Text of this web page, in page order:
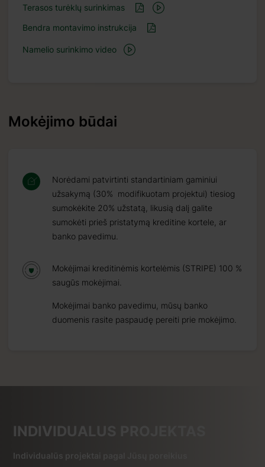
Terasos turėklų surinkimas
Bendra montavimo instrukcija
Namelio surinkimo video
Mokėjimo būdai
Norėdami patvirtinti standartiniam gaminiui
užsakymą (30% modifikuotam projektui) tiesiog
sumokėkite 20% užstatą, likusią dalį galite
sumokėti prieš pristatymą kreditine kortele, ar
banko pavedimu.
Mokėjimai kreditinėmis kortelėmis (STRIPE) 100 %
saugūs mokėjimai.
Mokėjimai banko pavedimu, mūsų banko
duomenis rasite paspaudę pereiti prie mokėjimo.
INDIVIDUALUS PROJEKTAS
Individualūs projektai pagal Jūsų poreikius